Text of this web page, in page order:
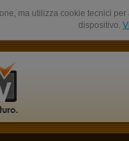
ma utilizza cookie tecnici
dispositivo.